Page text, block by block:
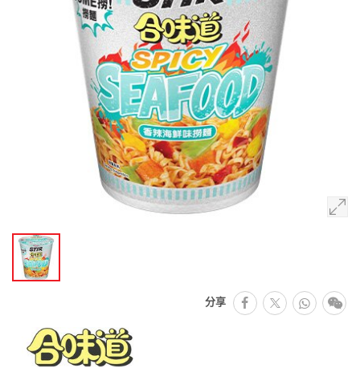
分享 facebook
推特 微